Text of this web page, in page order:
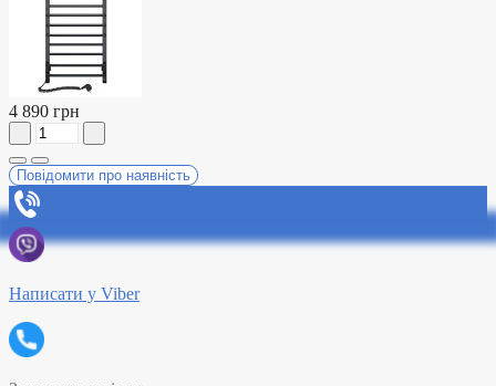
4 890 грн
Повідомити про наявність
Написати у Viber